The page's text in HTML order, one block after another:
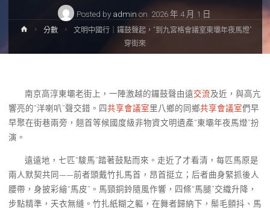
Posted by admin on 2026 年 4 月 1 日
Home分數
文明中國行｜鑼鼓聲起，“到九宮格會議室東壩年夜馬燈”
穿街來
南京高淳東壩老街上，一陣激越的鑼鼓聲由遠交流及近，與高亢
響亮的“洋喇叭”聲交錯。四共享會議室里八鄉的同鄉共享會議室們早
早聚在街巷兩旁，翹首等候國度級非物資文明遺產“東壩年夜馬燈”扮
演。
遠遠地，七匹“駿馬”踏著鼓點而來。走近了才看清，每匹馬原是
兩人默契共同——前者頭戴竹扎馬首，昂首挺立；后者曲身緊抓後人
腰帶，身披彩繪“馬皮”。馬頸銅鈴隨風作響，四條“馬腿”交織升降，
步點精準，天衣無縫。竹扎紙糊之軀，在舞者歸納下，鬃毛顫抖、馬